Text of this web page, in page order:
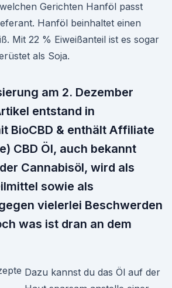
Gerichten Hanföl passt
Hanföl beinhaltet einen
Mit 22 % Eiweißanteil ist es sogar
als Soja.
am 2. Dezember
entstand in
BioCBD & enthält Affiliate
CBD Öl, auch bekannt
Cannabisöl, wird als
sowie als
vielerlei Beschwerden
was ist dran an dem
Dazu kannst du das Öl auf der